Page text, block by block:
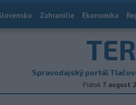
Zahraničie Ekonomika
Spravodajský portál
Piatok 7. august